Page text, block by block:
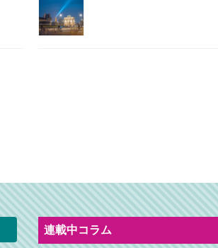
連載中コラム